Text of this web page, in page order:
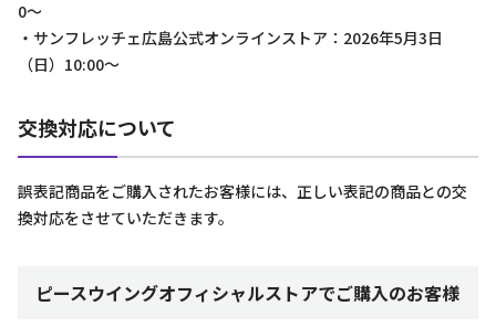
0～
・サンフレッチェ広島公式オンラインストア：2026年5月3日
（日）10:00～
交換対応について
誤表記商品をご購入されたお客様には、正しい表記の商品との交
換対応をさせていただきます。
ピースウイングオフィシャルストアでご購入のお客様